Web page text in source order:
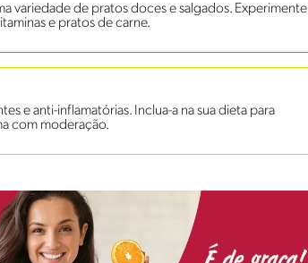
variedade de pratos doces e salgados. Experimente
e pratos de carne.
e anti-inflamatórias. Inclua-a na sua dieta para
com moderação.